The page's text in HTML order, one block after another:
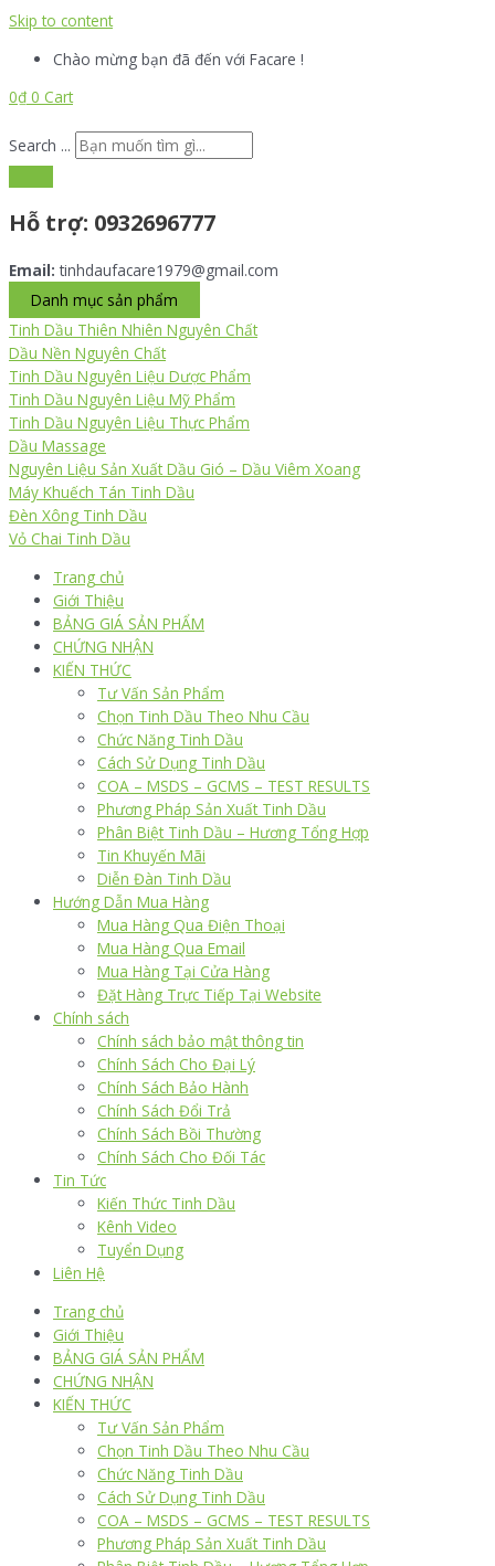
Skip to content
Chào mừng bạn đã đến với Facare !
0₫ 0 Cart
Search ...
Hỗ trợ: 0932696777
Email: tinhdaufacare1979@gmail.com
Danh mục sản phẩm
Tinh Dầu Thiên Nhiên Nguyên Chất
Dầu Nền Nguyên Chất
Tinh Dầu Nguyên Liệu Dược Phẩm
Tinh Dầu Nguyên Liệu Mỹ Phẩm
Tinh Dầu Nguyên Liệu Thực Phẩm
Dầu Massage
Nguyên Liệu Sản Xuất Dầu Gió – Dầu Viêm Xoang
Máy Khuếch Tán Tinh Dầu
Đèn Xông Tinh Dầu
Vỏ Chai Tinh Dầu
Trang chủ
Giới Thiệu
BẢNG GIÁ SẢN PHẨM
CHỨNG NHẬN
KIẾN THỨC
Tư Vấn Sản Phẩm
Chọn Tinh Dầu Theo Nhu Cầu
Chức Năng Tinh Dầu
Cách Sử Dụng Tinh Dầu
COA – MSDS – GCMS – TEST RESULTS
Phương Pháp Sản Xuất Tinh Dầu
Phân Biệt Tinh Dầu – Hương Tổng Hợp
Tin Khuyến Mãi
Diễn Đàn Tinh Dầu
Hướng Dẫn Mua Hàng
Mua Hàng Qua Điện Thoại
Mua Hàng Qua Email
Mua Hàng Tại Cửa Hàng
Đặt Hàng Trực Tiếp Tại Website
Chính sách
Chính sách bảo mật thông tin
Chính Sách Cho Đại Lý
Chính Sách Bảo Hành
Chính Sách Đổi Trả
Chính Sách Bồi Thường
Chính Sách Cho Đối Tác
Tin Tức
Kiến Thức Tinh Dầu
Kênh Video
Tuyển Dụng
Liên Hệ
Trang chủ
Giới Thiệu
BẢNG GIÁ SẢN PHẨM
CHỨNG NHẬN
KIẾN THỨC
Tư Vấn Sản Phẩm
Chọn Tinh Dầu Theo Nhu Cầu
Chức Năng Tinh Dầu
Cách Sử Dụng Tinh Dầu
COA – MSDS – GCMS – TEST RESULTS
Phương Pháp Sản Xuất Tinh Dầu